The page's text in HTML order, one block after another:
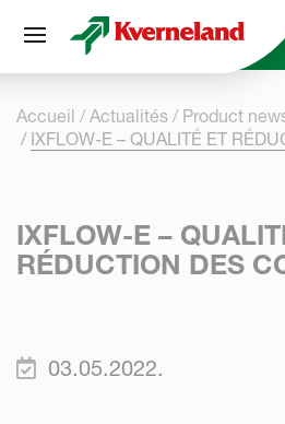
Skip
Accueil Actualités
Product
IXFLOW-E – QUALITÉ ET
IXFLOW-E –
RÉDUCTION DES
03.05.2022.
Panneau de gestion des cookies